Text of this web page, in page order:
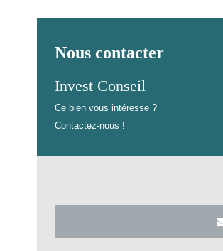
Nous contacter
Invest Conseil
Ce bien vous intéresse ?
Contactez-nous !